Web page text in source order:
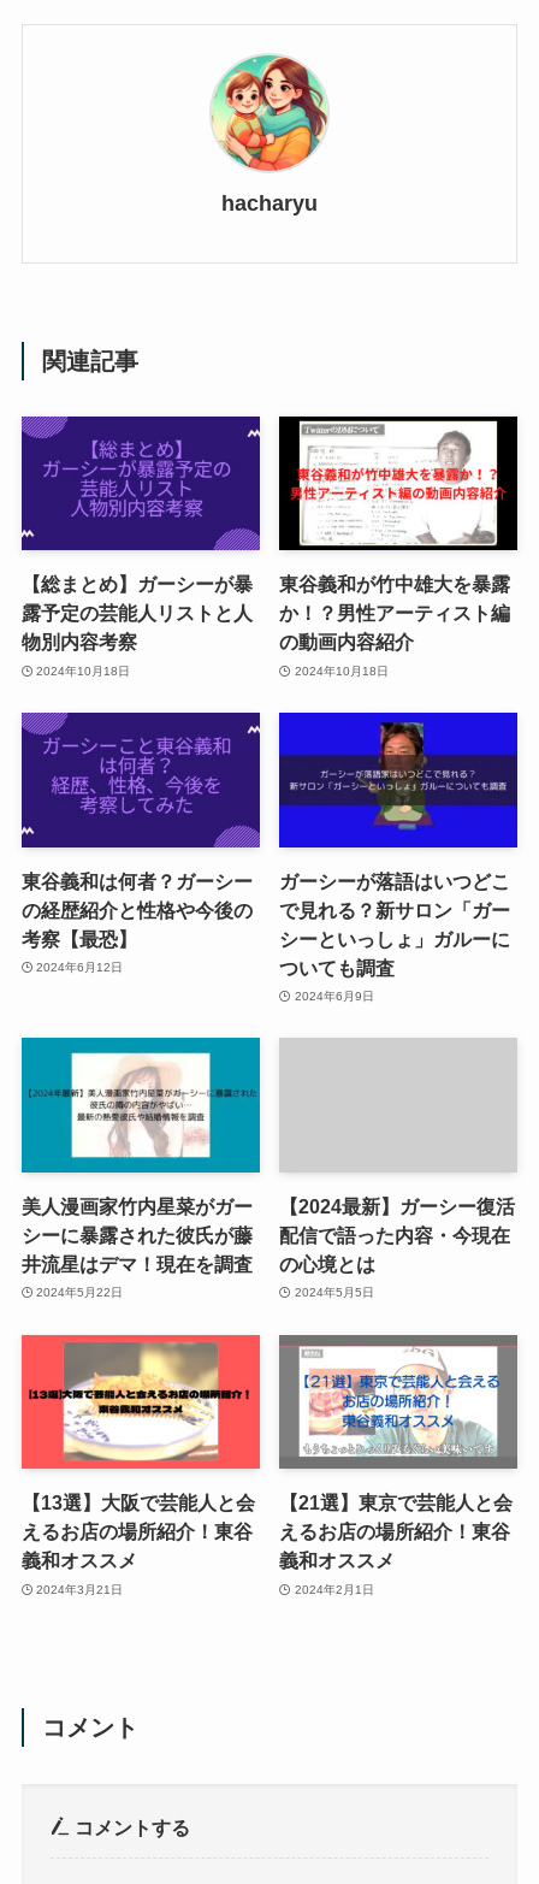
hacharyu
関連記事
【総まとめ】ガーシーが暴
露予定の芸能人リストと人
物別内容考察
2024年10月18日
東谷義和が竹中雄大を暴露
か！？男性アーティスト編
の動画内容紹介
2024年10月18日
東谷義和は何者？ガーシー
の経歴紹介と性格や今後の
考察【最恐】
2024年6月12日
ガーシーが落語はいつどこ
で見れる？新サロン「ガー
シーといっしょ」ガルーに
ついても調査
2024年6月9日
美人漫画家竹内星菜がガー
シーに暴露された彼氏が藤
井流星はデマ！現在を調査
2024年5月22日
【2024最新】ガーシー復活
配信で語った内容・今現在
の心境とは
2024年5月5日
【13選】大阪で芸能人と会
えるお店の場所紹介！東谷
義和オススメ
2024年3月21日
【21選】東京で芸能人と会
えるお店の場所紹介！東谷
義和オススメ
2024年2月1日
コメント
コメントする